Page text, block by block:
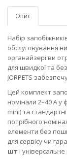
Опис
Набір
обслуговування
органайзері ви
для швидкої та
JORPETS
Цей комплект
номінали 2–40 А у
mini) та
потрібного
елементи без
для сервісу чи
шт і універсальне